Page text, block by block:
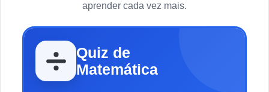
aprender cada vez mais.
Quiz de
Matemática